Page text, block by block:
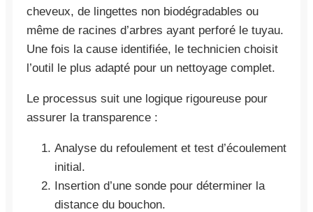
cheveux, de lingettes non biodégradables ou
même de racines d’arbres ayant perforé le tuyau.
Une fois la cause identifiée, le technicien choisit
l’outil le plus adapté pour un nettoyage complet.
Le processus suit une logique rigoureuse pour
assurer la transparence :
Analyse du refoulement et test d’écoulement
initial.
Insertion d’une sonde pour déterminer la
distance du bouchon.